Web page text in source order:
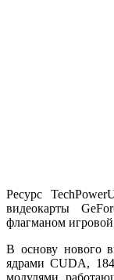
Ресурс
видеокарты
флагманом
В основу нового
ядрами CUDA,
модулями,